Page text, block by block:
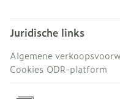
Juridische links
Algemene
Cookies ODR-platform